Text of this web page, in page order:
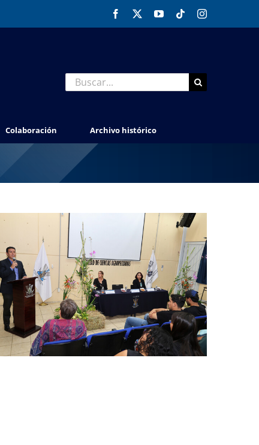
Facebook YouTubeTiktokInstagram
Buscar:
Colaboración Archivo histórico